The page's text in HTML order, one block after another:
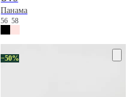
Панама
5658
−50%